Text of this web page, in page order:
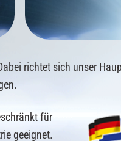
richtet sich unser
für
geeignet.